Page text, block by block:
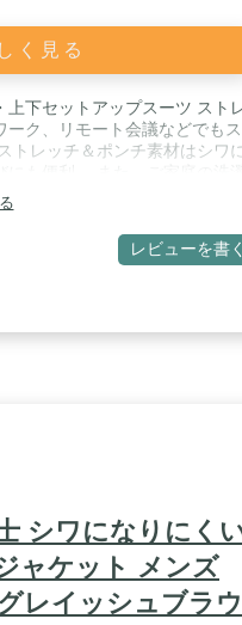
く見る
下セットアップスーツ スト
ク、リモート会議などでもス
トレッチ＆ポンチ素材はシワ
/ 【対応シーズン】春夏秋冬 /
ケット仕様】シングル2ツボタ
ノータック、ストレッチ、ベ
節可能）
レビューを書く
シワになりにく
ャケット メンズ
レイッシュブラウ